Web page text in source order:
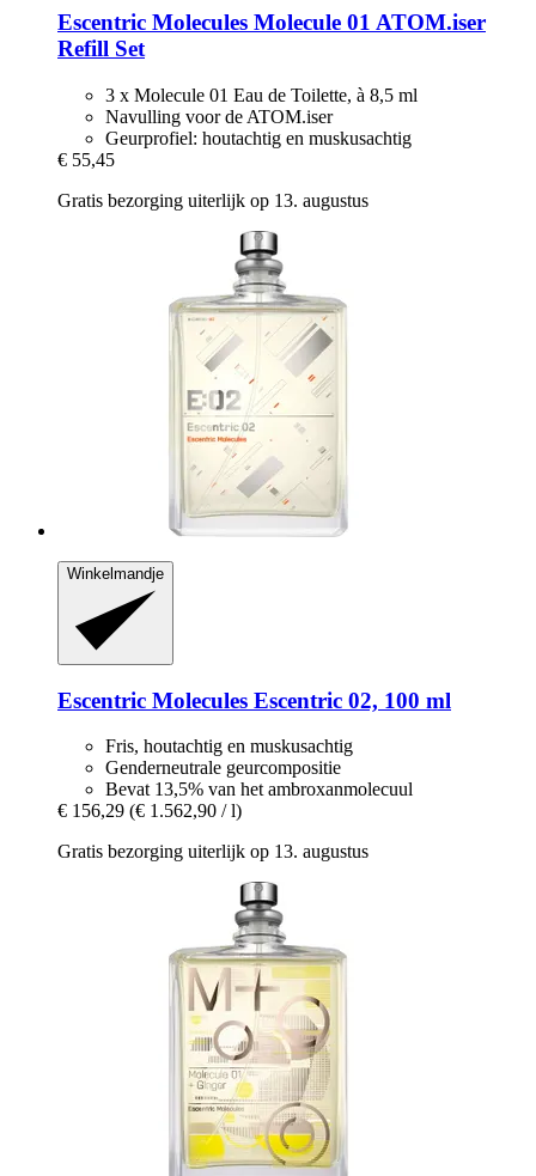
Escentric Molecules Molecule 01 ATOM.iser
Refill Set
3 x Molecule 01 Eau de Toilette, à 8,5 ml
Navulling voor de ATOM.iser
Geurprofiel: houtachtig en muskusachtig
€ 55,45
Gratis bezorging uiterlijk op 13. augustus
Winkelmandje
Escentric Molecules Escentric 02, 100 ml
Fris, houtachtig en muskusachtig
Genderneutrale geurcompositie
Bevat 13,5% van het ambroxanmolecuul
€ 156,29 (€ 1.562,90 / l)
Gratis bezorging uiterlijk op 13. augustus